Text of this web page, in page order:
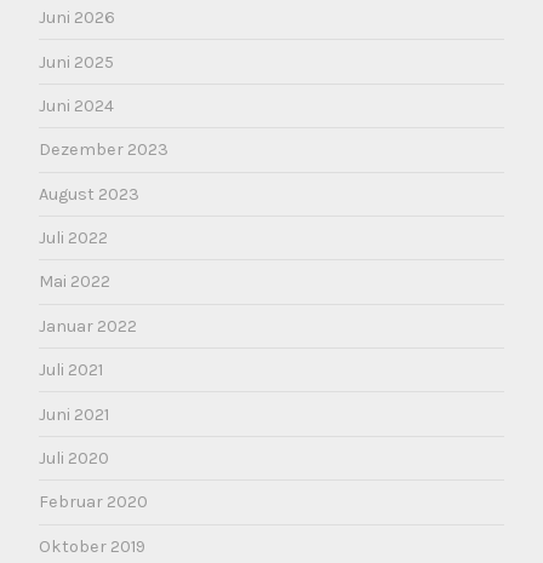
Juni 2026
Juni 2025
Juni 2024
Dezember 2023
August 2023
Juli 2022
Mai 2022
Januar 2022
Juli 2021
Juni 2021
Juli 2020
Februar 2020
Oktober 2019